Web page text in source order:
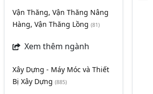
Vận Thăng, Vận Thăng Nâng
Hàng, Vận Thăng Lồng (81)
Xem thêm ngành
Xây Dựng - Máy Móc và Thiết
Bị Xây Dựng (885)